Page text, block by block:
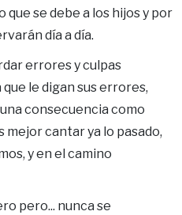
se debe a los hijos y por
día a día.
errores y culpas
le digan sus errores,
consecuencia como
mejor cantar ya lo pasado,
y en el camino
pero... nunca se